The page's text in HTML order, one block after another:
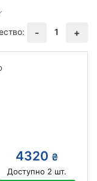
- 1 +
4320 ₴
Доступно 2 шт.